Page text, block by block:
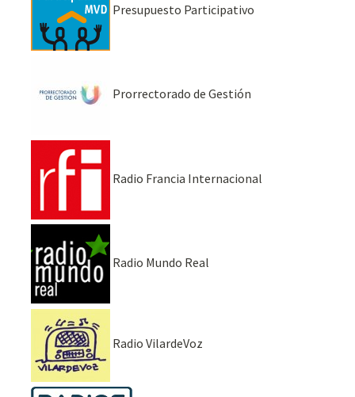
Presupuesto Participativo
Prorrectorado de Gestión
Radio Francia Internacional
Radio Mundo Real
Radio VilardeVoz